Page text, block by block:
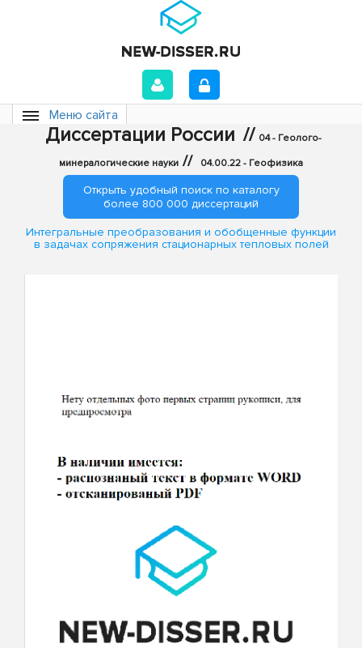
Меню сайта
Диссертации России // 04 - Геолого-
минералогические науки // 04.00.22 - Геофизика
Открыть удобный поиск по каталогу
более 800 000 диссертаций
Интегральные преобразования и обобщенные функции
в задачах сопряжения стационарных тепловых полей